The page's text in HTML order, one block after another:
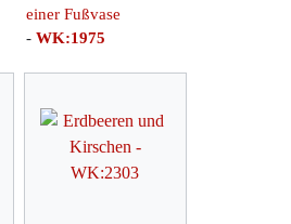
einer Fußvase
- WK:1975